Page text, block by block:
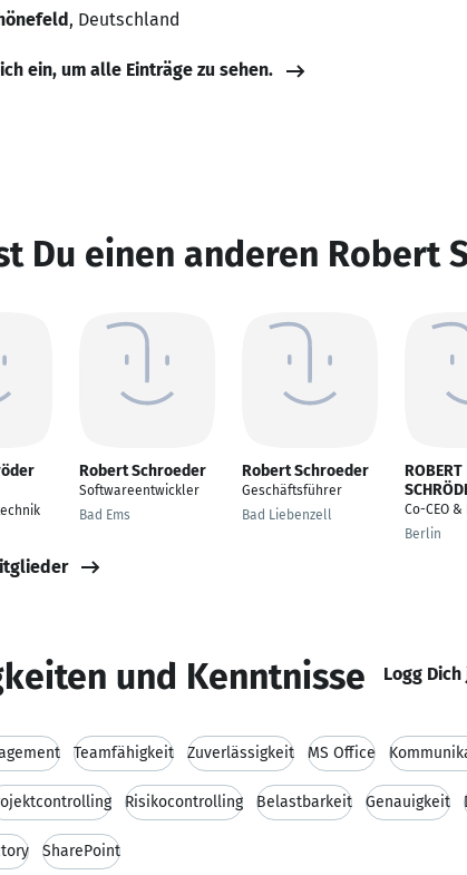
, Deutschland
ein, um alle Einträge zu sehen.
Du einen anderen Robert
Robert Schroeder
Softwareentwickler
Bad Ems
Robert Schroeder
Geschäftsführer
Bad Liebenzell
ROBERT
Co-CEO
Berlin
und Kenntnisse Logg
Teamfähigkeit Zuverlässigkeit MS Office
Risikocontrolling Belastbarkeit Genauigkeit
SharePoint